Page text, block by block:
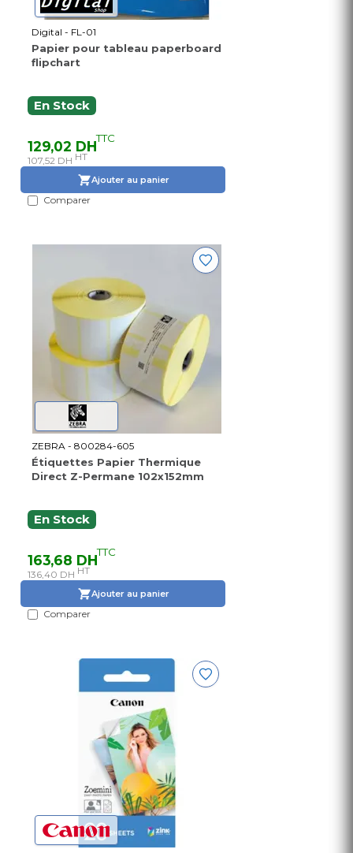
Digital - FL-01
Papier pour tableau paperboard
flipchart
En Stock
129,02 DHTTC
107,52 DH HT
Ajouter au panier
Comparer
ZEBRA - 800284-605
Étiquettes Papier Thermique
Direct Z-Permane 102x152mm
En Stock
163,68 DHTTC
136,40 DH HT
Ajouter au panier
Comparer